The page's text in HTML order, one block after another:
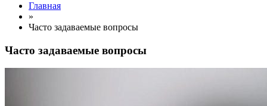
Главная
»
Часто задаваемые вопросы
Часто задаваемые вопросы